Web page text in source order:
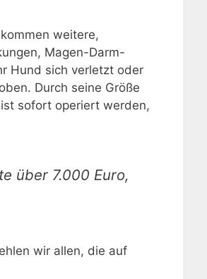
weitere,
Magen-Darm-
Hund sich verletzt oder
Durch seine Größe
sofort operiert werden,
über 7.000 Euro,
wir allen, die auf